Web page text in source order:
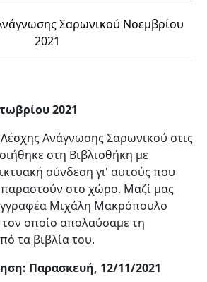
Σαρωνικού Νοεμβρίου
2021
2021
Ανάγνωσης Σαρωνικού στις
στη Βιβλιοθήκη με
σύνδεση γι' αυτούς που
στο χώρο. Μαζί μας
Μιχάλη Μακρόπουλο
τον οποίο απολαύσαμε τη
τα βιβλία του.
Παρασκευή, 12/11/2021